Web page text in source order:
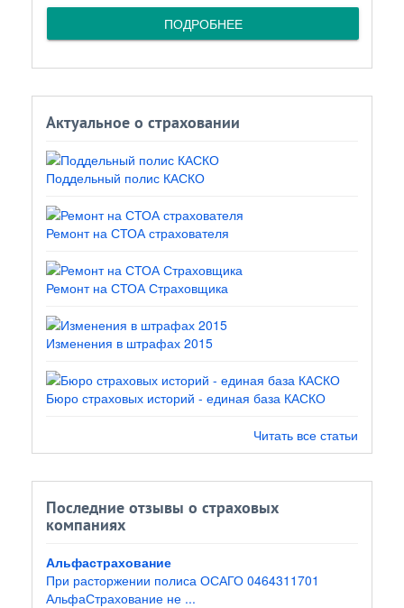
ПОДРОБНЕЕ
Актуальное о страховании
Поддельный полис КАСКО
Ремонт на СТОА страхователя
Ремонт на СТОА Страховщика
Изменения в штрафах 2015
Бюро страховых историй - единая база КАСКО
Читать все статьи
Последние отзывы о страховых
компаниях
Альфастрахование
При расторжении полиса ОСАГО 0464311701
АльфаСтрахование не ...